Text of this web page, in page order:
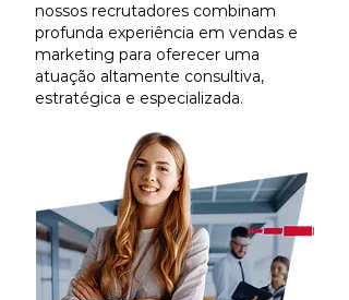
nossos recrutadores combinam
profunda experiência em vendas e
marketing para oferecer uma
atuação altamente consultiva,
estratégica e especializada.